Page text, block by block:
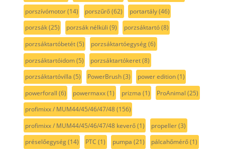
porszívómotor(14) porszűrő(62) portartály(46)
porzsák(25) porzsák nélküli (9) porzsáktartó(8)
porzsáktartóbetét(5) porzsáktartóegység(6)
porzsáktartóidom(5) porzsáktartókeret(8)
porzsáktartóvilla (5) PowerBrush(3) power edition(1)
powerforall (6) powermaxx(1) prizma (1) ProAnimal (25)
profimixx / MUM44/45/46/47/48(156)
profimixx / MUM44/45/46/47/48 keverő(1) propeller(3)
préselőegység(14) PTC (1) pumpa (21) pálcahőmérő(1)